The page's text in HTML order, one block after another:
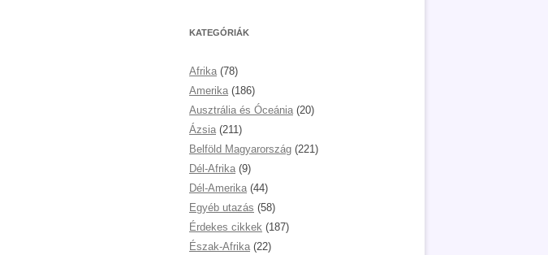
KATEGÓRIÁK
Afrika (78)
Amerika (186)
Ausztrália és Óceánia (20)
Ázsia (211)
Belföld Magyarország (221)
Dél-Afrika (9)
Dél-Amerika (44)
Egyéb utazás (58)
Érdekes cikkek (187)
Észak-Afrika (22)